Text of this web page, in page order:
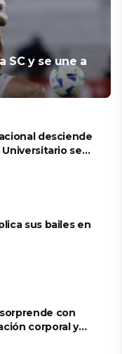
SC y se une a
desciende
se
sus bailes en
con
corporal y